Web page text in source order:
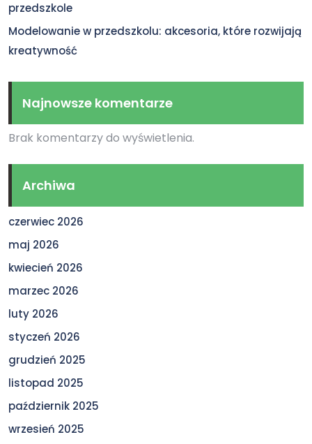
przedszkole
Modelowanie w przedszkolu: akcesoria, które rozwijają
kreatywność
Najnowsze komentarze
Brak komentarzy do wyświetlenia.
Archiwa
czerwiec 2026
maj 2026
kwiecień 2026
marzec 2026
luty 2026
styczeń 2026
grudzień 2025
listopad 2025
październik 2025
wrzesień 2025